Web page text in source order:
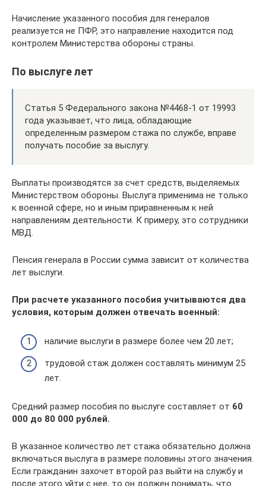
Начисление указанного пособия для генералов
реализуется не ПФР, это направление находится под
контролем Министерства обороны страны.
По выслуге лет
Статья 5 Федерального закона №4468-1 от 19993
года указывает, что лица, обладающие
определенным размером стажа по службе, вправе
получать пособие за выслугу.
Выплаты производятся за счет средств, выделяемых
Министерством обороны. Выслуга применима не только
к военной сфере, но и иным приравненным к ней
направлениям деятельности. К примеру, это сотрудники
МВД.
Пенсия генерала в России сумма зависит от количества
лет выслуги.
При расчете указанного пособия учитываются два
условия, которым должен отвечать военный:
наличие выслуги в размере более чем 20 лет;
трудовой стаж должен составлять минимум 25
лет.
Средний размер пособия по выслуге составляет от 60
000 до 80 000 рублей.
В указанное количество лет стажа обязательно должна
включаться выслуга в размере половины этого значения.
Если гражданин захочет второй раз выйти на службу и
после этого уйти с нее, то он должен понимать, что